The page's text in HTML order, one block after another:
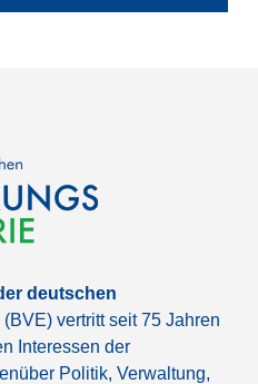
deutschen
(BVE) vertritt seit 75 Jahren
Interessen der
Politik, Verwaltung,